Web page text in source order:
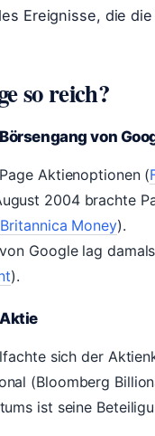
Ereignisse, die
so reich?
von
Aktienoptionen (
2004 brachte
Britannica Money).
Google lag
).
sich der
(Bloomberg
ist seine